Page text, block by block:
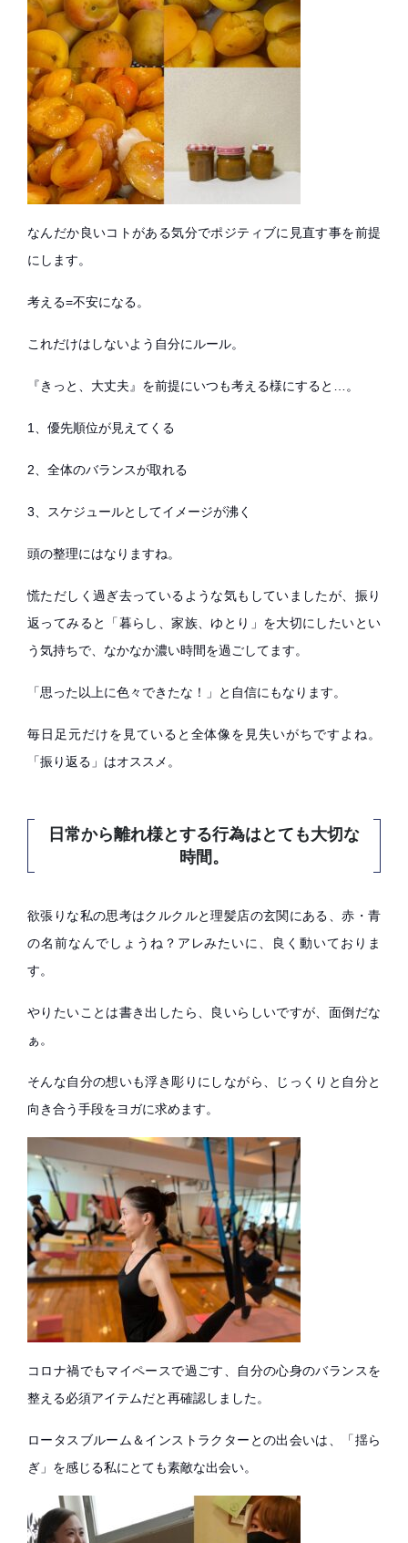
なんだか良いコトがある気分でポジティブに見直す事を前提
にします。
考える=不安になる。
これだけはしないよう自分にルール。
『きっと、大丈夫』を前提にいつも考える様にすると…。
1、優先順位が見えてくる
2、全体のバランスが取れる
3、スケジュールとしてイメージが沸く
頭の整理にはなりますね。
慌ただしく過ぎ去っているような気もしていましたが、振り
返ってみると「暮らし、家族、ゆとり」を大切にしたいとい
う気持ちで、なかなか濃い時間を過ごしてます。
「思った以上に色々できたな！」と自信にもなります。
毎日足元だけを見ていると全体像を見失いがちですよね。
「振り返る」はオススメ。
日常から離れ様とする行為はとても大切な
時間。
欲張りな私の思考はクルクルと理髪店の玄関にある、赤・青
の名前なんでしょうね？アレみたいに、良く動いておりま
す。
やりたいことは書き出したら、良いらしいですが、面倒だな
ぁ。
そんな自分の想いも浮き彫りにしながら、じっくりと自分と
向き合う手段をヨガに求めます。
コロナ禍でもマイペースで過ごす、自分の心身のバランスを
整える必須アイテムだと再確認しました。
ロータスブルーム＆インストラクターとの出会いは、「揺ら
ぎ」を感じる私にとても素敵な出会い。